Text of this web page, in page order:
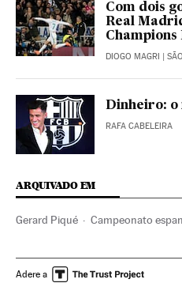
Com dois
Real
Champions
DIOGO MAGRI |
Dinheiro: o
RAFA CABELEIRA
ARQUIVADO EM
Gerard Piqué Campeonato
Organizações desportivas
Adere a